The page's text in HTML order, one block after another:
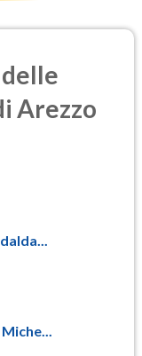
Arezzo